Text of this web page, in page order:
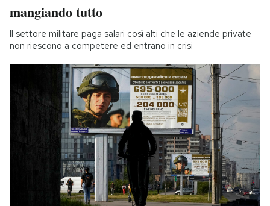
mangiando tutto
Il settore militare paga salari così alti che le aziende private
non riescono a competere ed entrano in crisi